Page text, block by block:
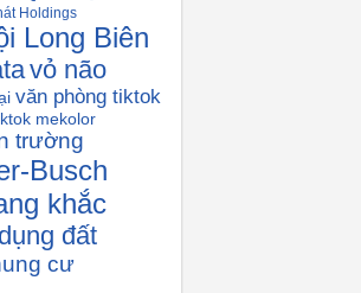
Holdings
Long Biên
vỏ não
văn phòng tiktok
mekolor
trường
Busch
khắc
đất
cư